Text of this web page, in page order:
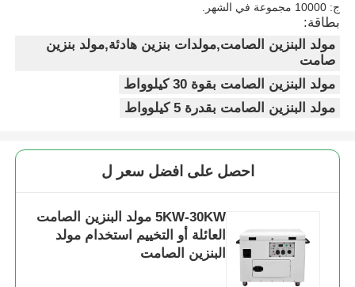
ج: 10000 مجموعة في الشهر.
بطاقة:
مولد البنزين الصامت,مولدات بنزين هادئة,مولد بنزين
صامت
مولد البنزين الصامت بقوة 30 كيلوواط
مولد البنزين الصامت بقدرة 5 كيلوواط
احصل على افضل سعر ل
5KW-30KW مولد البنزين الصامت
العائلة أو التخييم استخدام مولد
البنزين الصامت